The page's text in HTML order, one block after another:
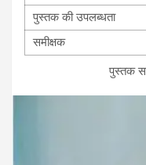
पुस्तक की उपलब्धता
समीक्षक
पुस्‍तक